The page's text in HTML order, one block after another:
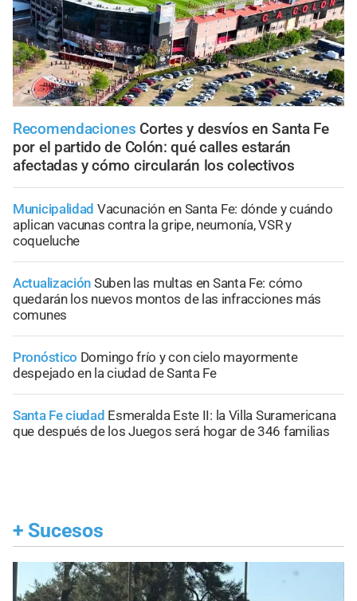
Recomendaciones Cortes y desvíos en Santa Fe
por el partido de Colón: qué calles estarán
afectadas y cómo circularán los colectivos
Municipalidad Vacunación en Santa Fe: dónde y cuándo
aplican vacunas contra la gripe, neumonía, VSR y
coqueluche
Actualización Suben las multas en Santa Fe: cómo
quedarán los nuevos montos de las infracciones más
comunes
Pronóstico Domingo frío y con cielo mayormente
despejado en la ciudad de Santa Fe
Santa Fe ciudad Esmeralda Este II: la Villa Suramericana
que después de los Juegos será hogar de 346 familias
+ Sucesos